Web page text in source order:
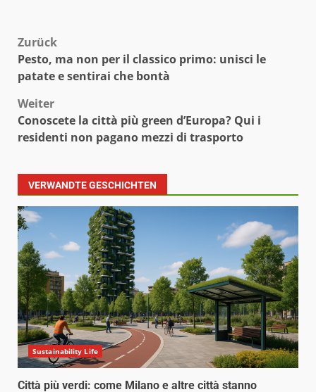
Beitragsnavigation
Zurück
Pesto, ma non per il classico primo: unisci le
patate e sentirai che bontà
Weiter
Conoscete la città più green d’Europa? Qui i
residenti non pagano mezzi di trasporto
VERWANDTE GESCHICHTEN
Sustainability Life
Città più verdi: come Milano e altre città stanno